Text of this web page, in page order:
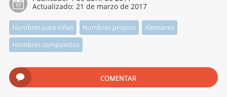
Actualizado: 21 de marzo de 2017
Nombres para niñas Nombres propios
Alemanes
Nombres compuestos
COMENTAR